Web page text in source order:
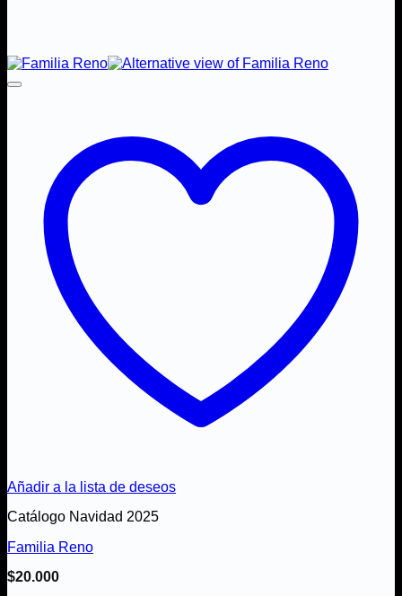
Añadir a la lista de deseos
Catálogo Navidad 2025
Familia Reno
$20.000